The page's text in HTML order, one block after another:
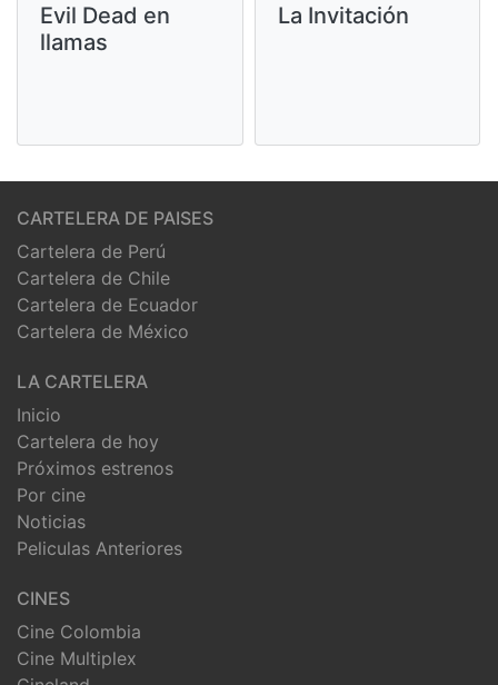
Evil Dead en
llamas
La Invitación
CARTELERA DE PAISES
Cartelera de Perú
Cartelera de Chile
Cartelera de Ecuador
Cartelera de México
LA CARTELERA
Inicio
Cartelera de hoy
Próximos estrenos
Por cine
Noticias
Peliculas Anteriores
CINES
Cine Colombia
Cine Multiplex